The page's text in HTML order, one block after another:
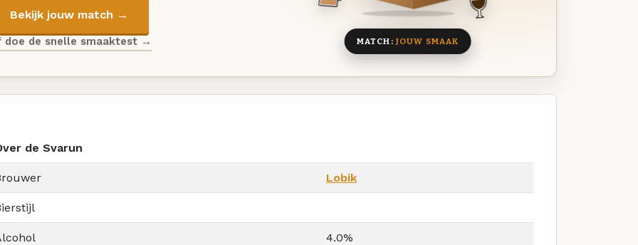
Bekijk jouw match →
doe de snelle smaaktest → MATCH: JOUW SMAAK
de Svarun
Lobik
4.0%